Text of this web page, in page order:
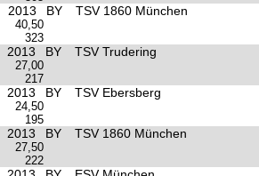
2013 BY TSV 1860 München
40,50
323
2013 BY TSV Trudering
27,00
217
2013 BY TSV Ebersberg
24,50
195
2013 BY TSV 1860 München
27,50
222